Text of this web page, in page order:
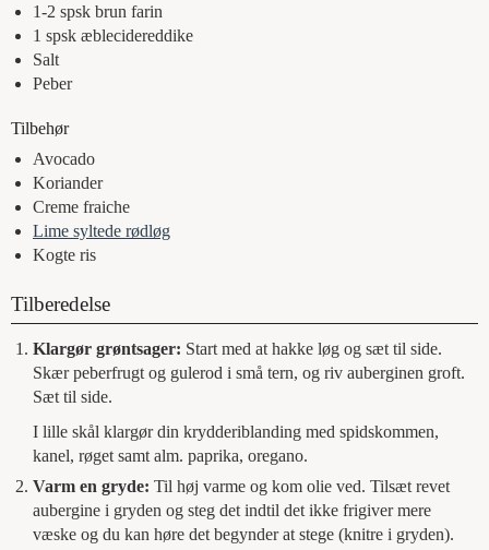
1-2 spsk brun farin
1 spsk æblecidereddike
Salt
Peber
Tilbehør
Avocado
Koriander
Creme fraiche
Lime syltede rødløg
Kogte ris
Tilberedelse
Klargør grøntsager: Start med at hakke løg og sæt til side.
Skær peberfrugt og gulerod i små tern, og riv auberginen groft.
Sæt til side.
I lille skål klargør din krydderiblanding med spidskommen,
kanel, røget samt alm. paprika, oregano.
Varm en gryde: Til høj varme og kom olie ved. Tilsæt revet
aubergine i gryden og steg det indtil det ikke frigiver mere
væske og du kan høre det begynder at stege (knitre i gryden).